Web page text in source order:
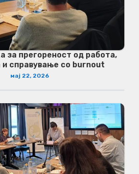
за прегореност од работа,
и справување со burnout
мај 22, 2026